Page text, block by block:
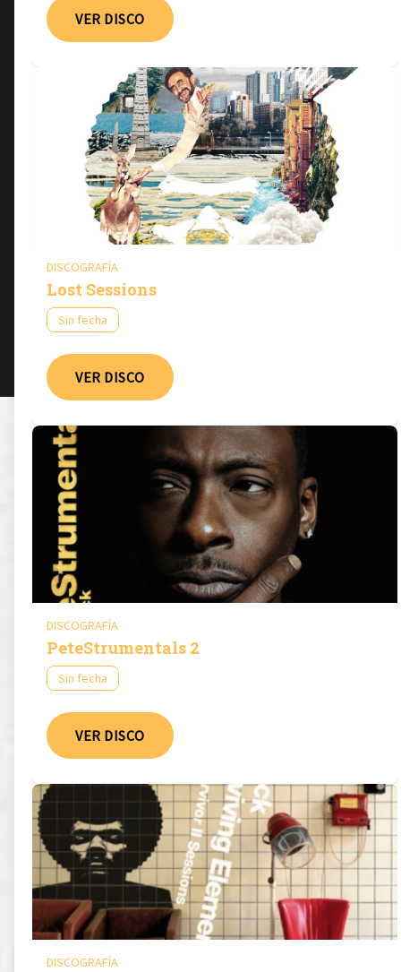
VER DISCO
DISCOGRAFÍA
Lost Sessions
Sin fecha
VER DISCO
DISCOGRAFÍA
PeteStrumentals 2
Sin fecha
VER DISCO
DISCOGRAFÍA